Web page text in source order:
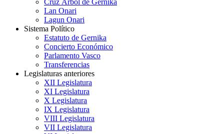
Lan Onari
Lagun Onari
Sistema Político
Estatuto de Gernika
Concierto Económico
Parlamento Vasco
Transferencias
Legislaturas anteriores
XII Legislatura
XI Legislatura
X Legislatura
IX Legislatura
VIII Legislatura
VII Legislatura